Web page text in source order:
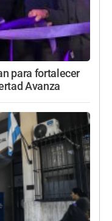
para fortalecer
Avanza